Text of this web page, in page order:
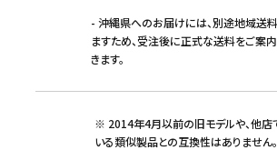
- 沖縄県へのお届けには、別途地域送
ますため、受注後に正式な送料をご案
きます。
※ 2014年4月以前の旧モデルや、他店
いる類似製品との互換性はありません。